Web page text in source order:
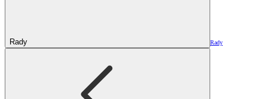
Rady Rady